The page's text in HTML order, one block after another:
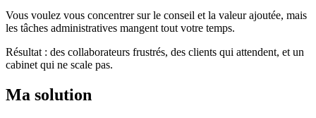
Vous voulez vous concentrer sur le conseil et la valeur ajoutée, mais
les tâches administratives mangent tout votre temps.
Résultat : des collaborateurs frustrés, des clients qui attendent, et un
cabinet qui ne scale pas.
Ma solution